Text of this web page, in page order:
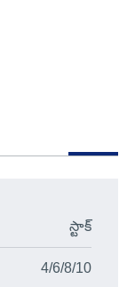
స్టాక్
4/6/8/10